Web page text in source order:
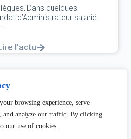
browsing experience, serve
and analyze our traffic. By clicking
our use of cookies.
Dans quelques
d’Administrateur salarié
l'actu